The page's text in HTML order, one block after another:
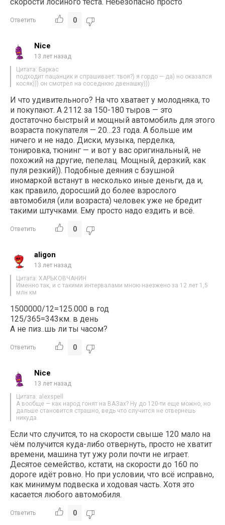
Ответить 0
Nice
13 лет назад
Цитата: Баркас
подходит пацанцик и спрашивает: твоя?) я гордо — да) но оказался
косяк))) он смотрел на соседнюю двенашку)))
И что удивительного? На что хватает у молодняка, то
и покупают. А 2112 за 150-180 тыров — это
достаточно быстрый и мощный автомобиль для этого
возраста покупателя — 20…23 года. А больше им
ничего и не надо. Диски, музыка, перделка,
тонировка, тюнинг — и вот у вас оригинальный, не
похожий на другие, пепелац. Мощный, дерзкий, как
пуля резкий)). Подобные деяния с бэушной
иномаркой встанут в несколько иные деньги, да и,
как правило, доросший до более взрослого
автомобиля (или возраста) человек уже не бредит
такими штучками. Ему просто надо ездить и всё.
Ответить 0
aligon
13 лет назад
Цитата: ХАРЬКОВЧАНИН
Именно так, и с такими интервалами мною наезжено за 12 лет 1,5
млн км
1500000/12=125.000 в год
125/365=343км. в день
А не пиз..шь ли ты часом?
Ответить 0
Nice
13 лет назад
Цитата: alexspell
А вообще — как народ гонят на ВАЗах? Ну до 120-ти еще можно, но
дальше становится страшно, ведь что случится не отвернешь
никуда.
Если что случится, то на скорости свыше 120 мало на
чём получится куда-либо отвернуть, просто не хватит
времени, машина тут ужу роли почти не играет.
Десятое семейство, кстати, на скорости до 160 по
дороге идёт ровно. Но при условии, что всё исправно,
как минимум подвеска и ходовая часть. Хотя это
касается любого автомобиля.
Ответить 0